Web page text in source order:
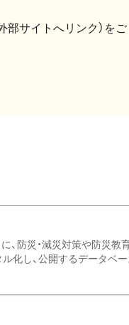
外部サイトへリンク）をご
防災・減災対策や防災教
化し、公開するデータベ